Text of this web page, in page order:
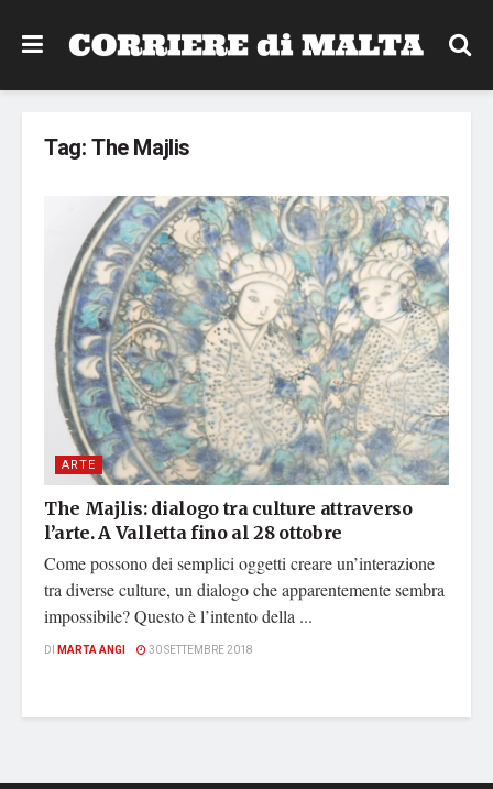
Tag:The Majlis
ARTE
The Majlis: dialogo tra culture attraverso
l’arte. A Valletta fino al 28 ottobre
Come possono dei semplici oggetti creare un’interazione
tra diverse culture, un dialogo che apparentemente sembra
impossibile? Questo è l’intento della ...
DI MARTA ANGI 30 SETTEMBRE 2018